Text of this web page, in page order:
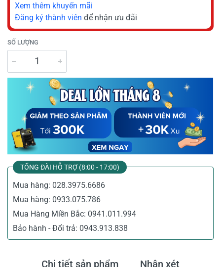
Xem thêm khuyến mãi
Đăng ký thành viên để nhận ưu đãi
SỐ LƯỢNG
TỔNG ĐÀI HỖ TRỢ (8:00 - 17:00)
Mua hàng: 028.3975.6686
Mua hàng: 0933.075.786
Mua Hàng Miền Bắc: 0941.011.994
Bảo hành - Đổi trả: 0943.913.838
Chi tiết sản phẩm Nhận xét